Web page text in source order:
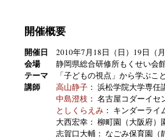
開催概要
開催日 2010年7月18日（日）19日（月
会場 静岡県総合研修所もくせい会
テーマ 「子どもの視点」から学ぶこと
講師 高山静子 ： 浜松学院大学専任
中島澄枝 ： 名古屋コダーイセ
としくらえみ ： キンダーライ
大西宏幸： 柳町園（大阪府）
志賀口大輔： なごみ保育園（